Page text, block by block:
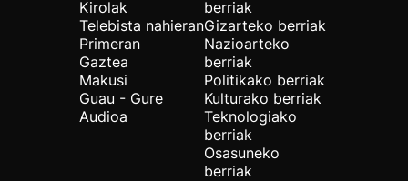
Kirolak
Telebista nahieran
Primeran
Gaztea
Makusi
Guau - Gure
Audioa
berriak
Gizarteko berriak
Nazioarteko
berriak
Politikako berriak
Kulturako berriak
Teknologiako
berriak
Osasuneko
berriak